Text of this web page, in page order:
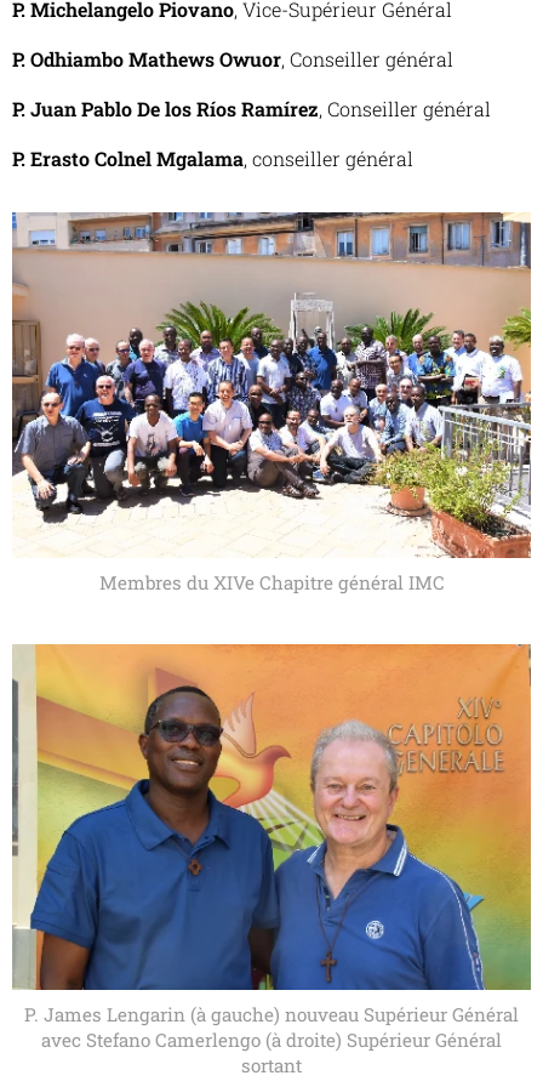
P. Michelangelo Piovano, Vice-Supérieur Général
P. Odhiambo Mathews Owuor, Conseiller général
P. Juan Pablo De los Ríos Ramírez, Conseiller général
P. Erasto Colnel Mgalama, conseiller général
Membres du XIVe Chapitre général IMC
P. James Lengarin (à gauche) nouveau Supérieur Général
avec Stefano Camerlengo (à droite) Supérieur Général
sortant